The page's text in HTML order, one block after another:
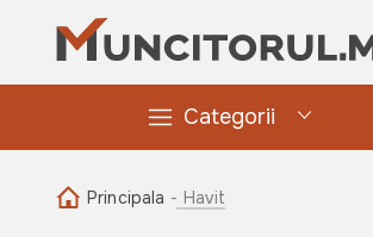
Categorii
Principala - Havit